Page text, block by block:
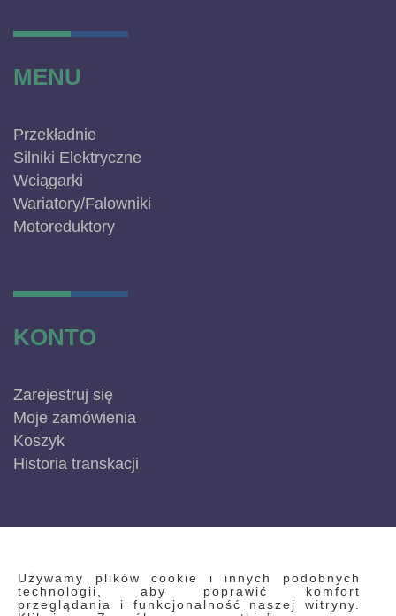
Używamy plików cookie i innych podobnych
technologii, aby poprawić komfort
przeglądania i funkcjonalność naszej witryny.
MENU
Przekładnie
Silniki Elektryczne
Wciągarki
Wariatory/Falowniki
Motoreduktory
KONTO
Zarejestruj się
Moje zamówienia
Koszyk
Historia transkacji
INFORMACJE